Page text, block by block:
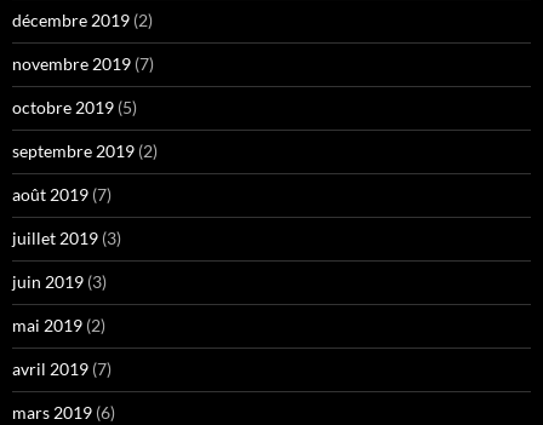
décembre 2019 (2)
novembre 2019 (7)
octobre 2019 (5)
septembre 2019 (2)
août 2019 (7)
juillet 2019 (3)
juin 2019 (3)
mai 2019 (2)
avril 2019 (7)
mars 2019 (6)